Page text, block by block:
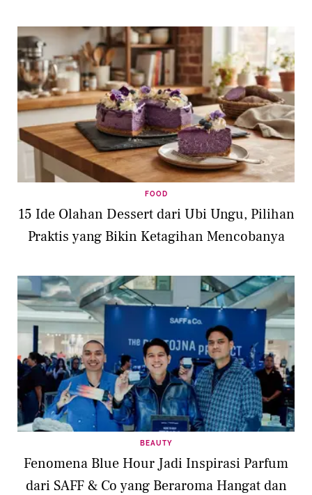
FOOD
15 Ide Olahan Dessert dari Ubi Ungu, Pilihan
Praktis yang Bikin Ketagihan Mencobanya
BEAUTY
Fenomena Blue Hour Jadi Inspirasi Parfum
dari SAFF & Co yang Beraroma Hangat dan